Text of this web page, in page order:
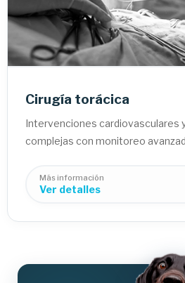
Ovahisperectomía:
Cirugía torácica
Intervenciones cardiovasculares
complejas con monitoreo
Más información
Ver detalles